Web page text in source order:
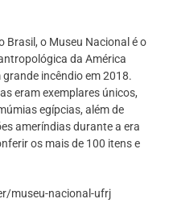
o Museu Nacional é o
da América
incêndio em 2018.
eram exemplares únicos,
egípcias, além de
ameríndias durante a era
os mais de 100 itens e
museu-nacional-ufrj